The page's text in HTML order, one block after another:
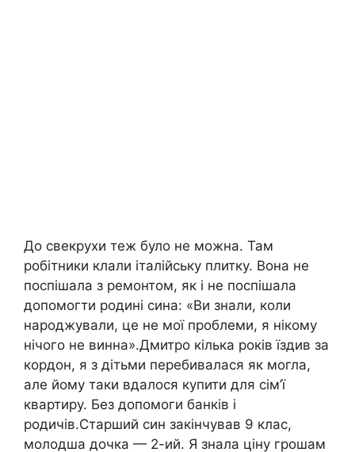
До свекрухи теж було не можна. Там
робітники клали італійську плитку. Вона не
поспішала з ремонтом, як і не поспішала
допомогти родині сина: «Ви знали, коли
народжували, це не мої проблеми, я нікому
нічого не винна».Дмитро кілька років їздив за
кордон, я з дітьми перебивалася як могла,
але йому таки вдалося купити для сім’ї
квартиру. Без допомоги банків і
родичів.Старший син закінчував 9 клас,
молодша дочка — 2-ий. Я знала ціну грошам